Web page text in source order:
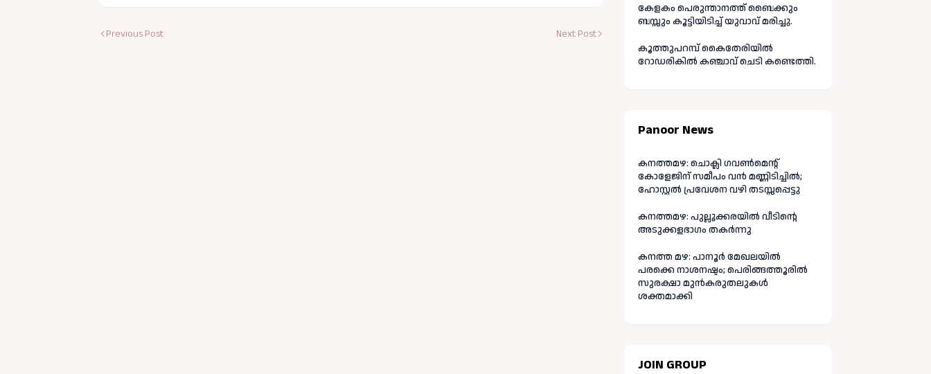
Previous Post Next Post
കേളകം പെരുന്താനത്ത് ബൈക്കും
ബസ്സും കൂട്ടിയിടിച്ച് യുവാവ് മരിച്ചു.
കൂത്തുപറമ്പ് കൈതേരിയിൽ
റോഡരികിൽ കഞ്ചാവ് ചെടി കണ്ടെത്തി.
Panoor News
കനത്തമഴ: ചൊക്ലി ഗവൺമെന്റ്
കോളേജിന് സമീപം വൻ മണ്ണിടിച്ചിൽ;
ഹോസ്റ്റൽ പ്രവേശന വഴി തടസ്സപ്പെട്ടു
കനത്തമഴ: പുല്ലൂക്കരയിൽ വീടിന്റെ
അടുക്കളഭാഗം തകർന്നു
കനത്ത മഴ: പാനൂർ മേഖലയിൽ
പരക്കെ നാശനഷ്ടം; പെരിങ്ങത്തൂരിൽ
സുരക്ഷാ മുൻകരുതലുകൾ
ശക്തമാക്കി
JOIN GROUP